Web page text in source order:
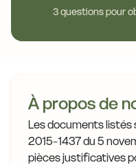
3 questions pour
À propos de
Les documents listés
2015-1437 du 5
pièces justificatives